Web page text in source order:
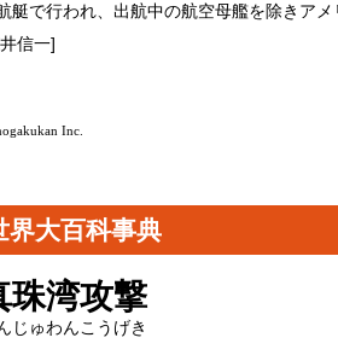
艇で行われ、出航中の航空母艦を除きア
信一]
Inc.
界大百科事典
珠湾攻撃
じゅわんこうげき